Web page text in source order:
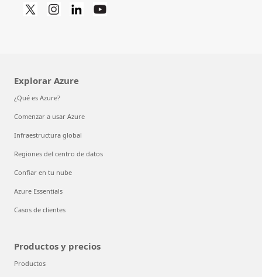
Explorar Azure
¿Qué es Azure?
Comenzar a usar Azure
Infraestructura global
Regiones del centro de datos
Confiar en tu nube
Azure Essentials
Casos de clientes
Productos y precios
Productos